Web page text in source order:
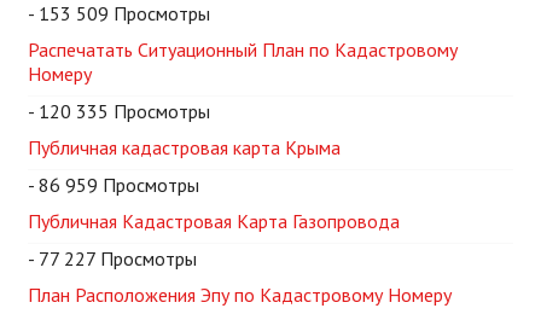
- 153 509 Просмотры
Распечатать Ситуационный План по Кадастровому
Номеру
- 120 335 Просмотры
Публичная кадастровая карта Крыма
- 86 959 Просмотры
Публичная Кадастровая Карта Газопровода
- 77 227 Просмотры
План Расположения Эпу по Кадастровому Номеру